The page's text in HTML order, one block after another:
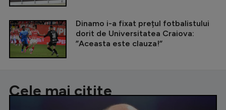
Dinamo i-a fixat prețul fotbalistului
dorit de Universitatea Craiova:
”Aceasta este clauza!”
Cele mai citite